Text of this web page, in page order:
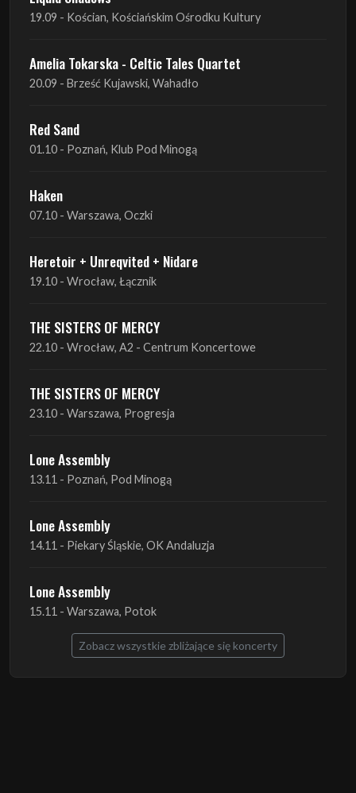
20.09 - Brześć Kujawski, Wahadło
Red Sand
Haken
Heretoir + Unreqvited + Nidare
THE SISTERS OF MERCY
22.10 - Wrocław, A2 - Centrum Koncertowe
THE SISTERS OF MERCY
Lone Assembly
Lone Assembly
14.11 - Piekary Śląskie, OK Andaluzja
Lone Assembly
15.11 - Warszawa, Potok